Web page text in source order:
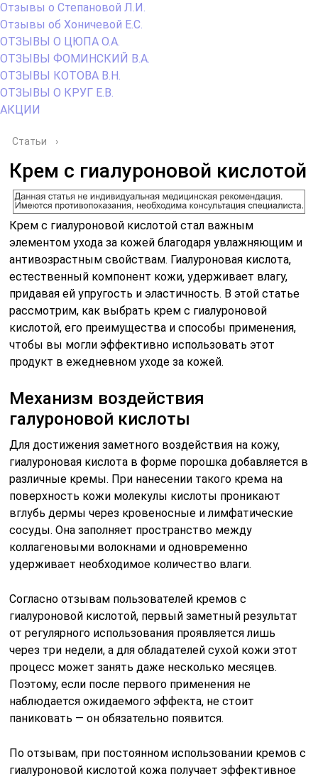
Отзывы о Степановой Л.И.
Отзывы об Хоничевой Е.С.
ОТЗЫВЫ О ЦЮПА О.А.
ОТЗЫВЫ ФОМИНСКИЙ В.А.
ОТЗЫВЫ КОТОВА В.Н.
ОТЗЫВЫ О КРУГ Е.В.
АКЦИИ
Статьи ›
Крем с гиалуроновой кислотой
Крем с гиалуроновой кислотой стал важным
элементом ухода за кожей благодаря увлажняющим и
антивозрастным свойствам. Гиалуроновая кислота,
естественный компонент кожи, удерживает влагу,
придавая ей упругость и эластичность. В этой статье
рассмотрим, как выбрать крем с гиалуроновой
кислотой, его преимущества и способы применения,
чтобы вы могли эффективно использовать этот
продукт в ежедневном уходе за кожей.
Механизм воздействия
галуроновой кислоты
Для достижения заметного воздействия на кожу,
гиалуроновая кислота в форме порошка добавляется в
различные кремы. При нанесении такого крема на
поверхность кожи молекулы кислоты проникают
вглубь дермы через кровеносные и лимфатические
сосуды. Она заполняет пространство между
коллагеновыми волокнами и одновременно
удерживает необходимое количество влаги.
Согласно отзывам пользователей кремов с
гиалуроновой кислотой, первый заметный результат
от регулярного использования проявляется лишь
через три недели, а для обладателей сухой кожи этот
процесс может занять даже несколько месяцев.
Поэтому, если после первого применения не
наблюдается ожидаемого эффекта, не стоит
паниковать — он обязательно появится.
По отзывам, при постоянном использовании кремов с
гиалуроновой кислотой кожа получает эффективное